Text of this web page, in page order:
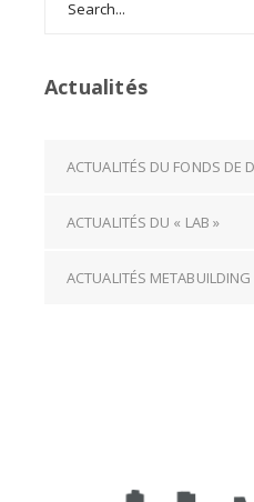
Actualités
ACTUALITÉS DU FONDS DE
ACTUALITÉS DU « LAB »
ACTUALITÉS METABUILDING